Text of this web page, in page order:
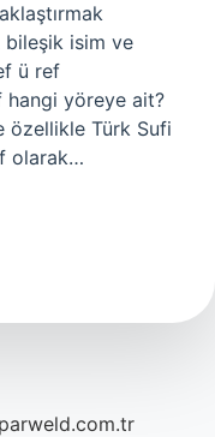
bileşik isim ve
ü ref
hangi yöreye ait?
özellikle Türk Sufi
olarak…